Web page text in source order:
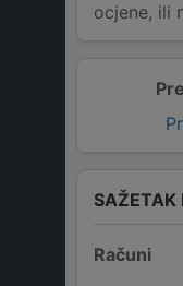
ocjene, ili
SAŽETAK
Računi